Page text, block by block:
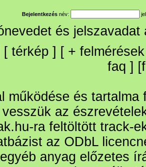
Bejelentkezés név:
és
[ térkép ] [ + felmérések
faq ] [
működése és
vesszük az
ra feltöltött track-
az ODbL
anyag előzetes